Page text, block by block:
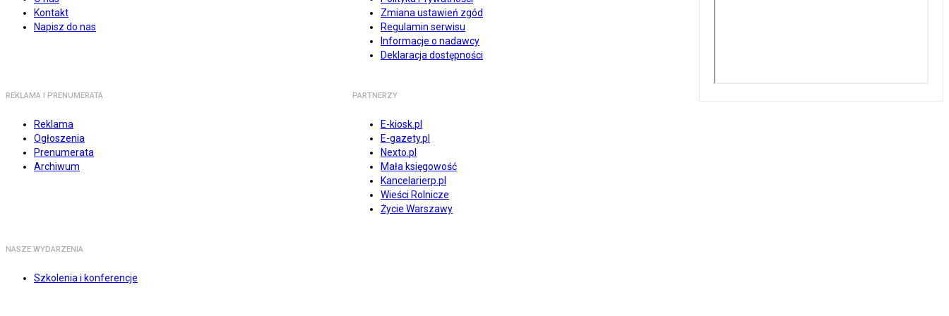
Kontakt
Napisz do nas
Zmiana ustawień zgód
Regulamin serwisu
Informacje o nadawcy
Deklaracja dostępności
REKLAMA I PRENUMERATA
Reklama
Ogłoszenia
Prenumerata
Archiwum
PARTNERZY
E-kiosk.pl
E-gazety.pl
Nexto.pl
Mała księgowość
Kancelarierp.pl
Wieści Rolnicze
Życie Warszawy
NASZE WYDARZENIA
Szkolenia i konferencje